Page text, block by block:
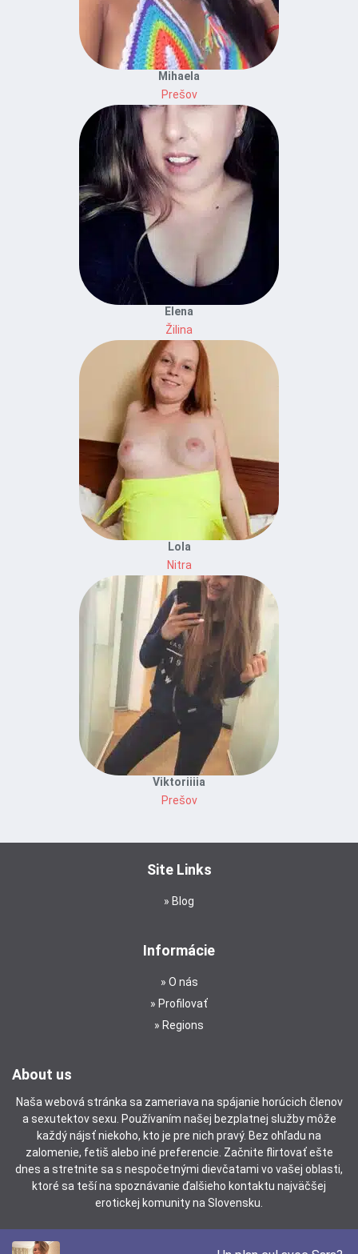
Mihaela
Prešov
Elena
Žilina
Lola
Nitra
Viktoriiiia
Prešov
Site Links
Blog
Informácie
O nás
Profilovať
Regions
About us
Naša webová stránka sa zameriava na spájanie horúcich členov
a sexutektov sexu. Používaním našej bezplatnej služby môže
každý nájsť niekoho, kto je pre nich pravý. Bez ohľadu na
zalomenie, fetiš alebo iné preferencie. Začnite flirtovať ešte
dnes a stretnite sa s nespočetnými dievčatami vo vašej oblasti,
ktoré sa teší na spoznávanie ďalšieho kontaktu najväčšej
erotickej komunity na Slovensku.